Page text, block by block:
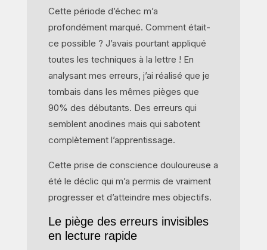
Cette période d’échec m’a
profondément marqué. Comment était-
ce possible ? J’avais pourtant appliqué
toutes les techniques à la lettre ! En
analysant mes erreurs, j’ai réalisé que je
tombais dans les mêmes pièges que
90% des débutants. Des erreurs qui
semblent anodines mais qui sabotent
complètement l’apprentissage.
Cette prise de conscience douloureuse a
été le déclic qui m’a permis de vraiment
progresser et d’atteindre mes objectifs.
Le piège des erreurs invisibles
en lecture rapide